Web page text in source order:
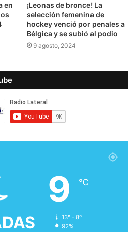
en
¡Leonas de bronce! La
selección femenina de
hockey venció por penales a
Bélgica y se subió al podio
9 agosto, 2024
9 ℃
13º - 8º
92%